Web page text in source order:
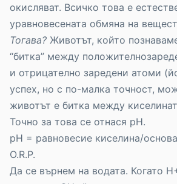
окисляват. Всичко това е
уравновесената обмяна на
Тогава? Животът, който
“битка” между
и отрицателно заредени атоми
успех, но с по-малка точност,
животът е битка между
Точно за това се отнася рН.
рН = равновесие киселина/
О.R.P.
Да се върнем на водата. Когато